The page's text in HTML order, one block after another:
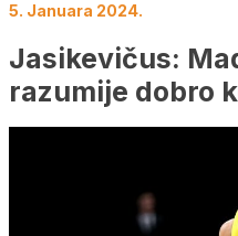
5. Januara 2024.
Jasikevičus:
razumije dobro